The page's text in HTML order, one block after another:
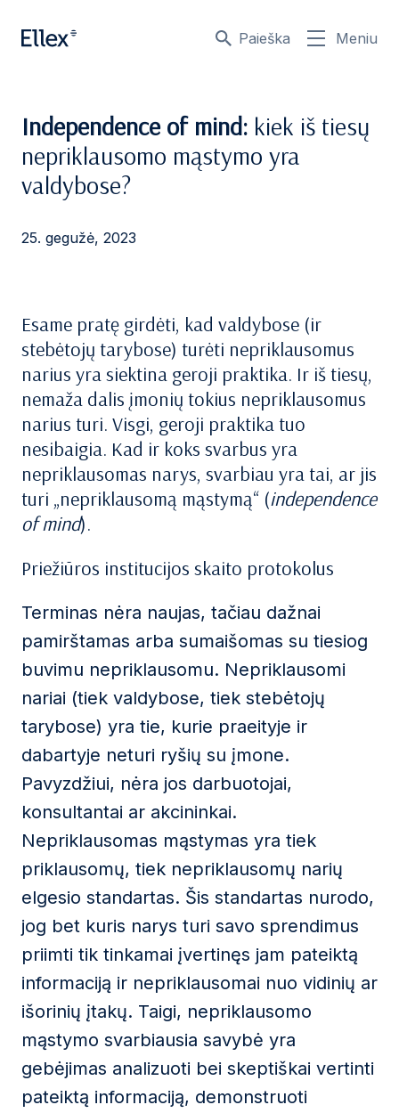
Paieška Meniu
Independence of mind: kiek iš tiesų
nepriklausomo mąstymo yra
valdybose?
25. gegužė, 2023
Esame pratę girdėti, kad valdybose (ir
stebėtojų tarybose) turėti nepriklausomus
narius yra siektina geroji praktika. Ir iš tiesų,
nemaža dalis įmonių tokius nepriklausomus
narius turi. Visgi, geroji praktika tuo
nesibaigia. Kad ir koks svarbus yra
nepriklausomas narys, svarbiau yra tai, ar jis
turi „nepriklausomą mąstymą“ (independence
of mind).
Priežiūros institucijos skaito protokolus
Terminas nėra naujas, tačiau dažnai
pamirštamas arba sumaišomas su tiesiog
buvimu nepriklausomu. Nepriklausomi
nariai (tiek valdybose, tiek stebėtojų
tarybose) yra tie, kurie praeityje ir
dabartyje neturi ryšių su įmone.
Pavyzdžiui, nėra jos darbuotojai,
konsultantai ar akcininkai.
Nepriklausomas mąstymas yra tiek
priklausomų, tiek nepriklausomų narių
elgesio standartas. Šis standartas nurodo,
jog bet kuris narys turi savo sprendimus
priimti tik tinkamai įvertinęs jam pateiktą
informaciją ir nepriklausomai nuo vidinių ar
išorinių įtakų. Taigi, nepriklausomo
mąstymo svarbiausia savybė yra
gebėjimas analizuoti bei skeptiškai vertinti
pateiktą informaciją, demonstruoti